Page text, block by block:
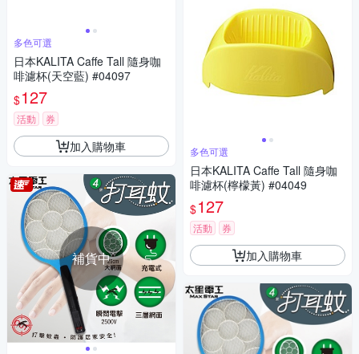
多色可選
日本KALITA Caffe Tall 隨身咖
啡濾杯(天空藍) #04097
$127
活動 券
加入購物車
補貨中
多色可選
日本KALITA Caffe Tall 隨身咖
啡濾杯(檸檬黃) #04049
$127
活動 券
加入購物車